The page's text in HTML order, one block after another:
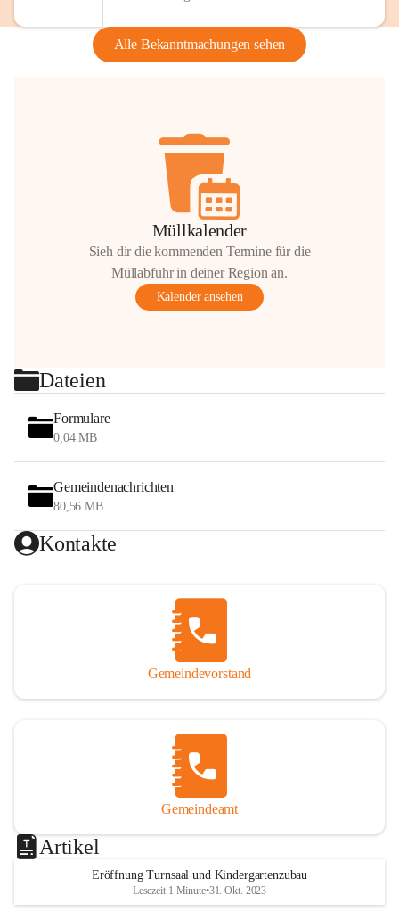
Alle Bekanntmachungen sehen
Müllkalender
Sieh dir die kommenden Termine für die
Müllabfuhr in deiner Region an.
Kalender ansehen
Dateien
Formulare
0,04 MB
Gemeindenachrichten
80,56 MB
Kontakte
Gemeindevorstand
Gemeindeamt
Artikel
Eröffnung Turnsaal und Kindergartenzubau
Lesezeit 1 Minute•31. Okt. 2023